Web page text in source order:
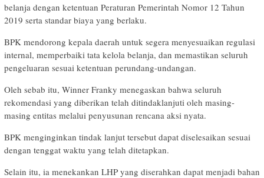
belanja dengan ketentuan Peraturan Pemerintah Nomor 12 Tahun
2019 serta standar biaya yang berlaku.
BPK mendorong kepala daerah untuk segera menyesuaikan regulasi
internal, memperbaiki tata kelola belanja, dan memastikan seluruh
pengeluaran sesuai ketentuan perundang-undangan.
Oleh sebab itu, Winner Franky menegaskan bahwa seluruh
rekomendasi yang diberikan telah ditindaklanjuti oleh masing-
masing entitas melalui penyusunan rencana aksi nyata.
BPK menginginkan tindak lanjut tersebut dapat diselesaikan sesuai
dengan tenggat waktu yang telah ditetapkan.
Selain itu, ia menekankan LHP yang diserahkan dapat menjadi bahan